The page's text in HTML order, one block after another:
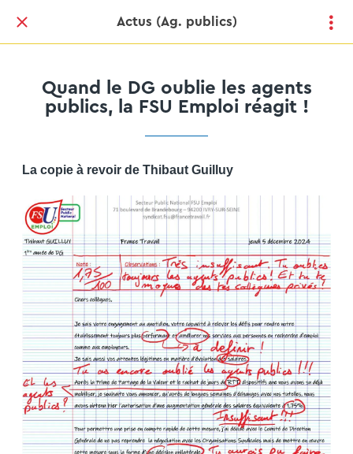
Actus (Ag. publics)
Quand le DG oublie les agents
publics, la FSU Emploi réagit !
La copie à revoir de Thibaut Guilluy